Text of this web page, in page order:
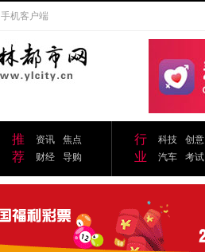
手机客户端
推
荐
资讯
焦点
财经
导购
行
业
科技
创意
汽车
考试